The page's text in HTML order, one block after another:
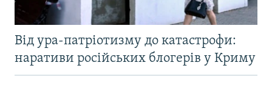
Від ура-патріотизму до катастрофи:
наративи російських блогерів у Криму